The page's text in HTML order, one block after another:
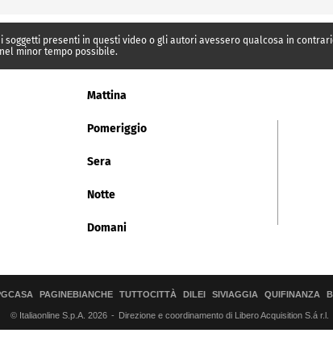
presenti in questi video o gli autori avessero qualcosa in
minor tempo possibile.
Mattina
Pomeriggio
Sera
Notte
Domani
PAGINEBIANCHE TUTTOCITTÀ DILEI SIVIAGGIA QUIFINANZA
© Italiaonline S.p.A. 2026 Direzione e coordinamento di Libero Acquisition S.á r.l.